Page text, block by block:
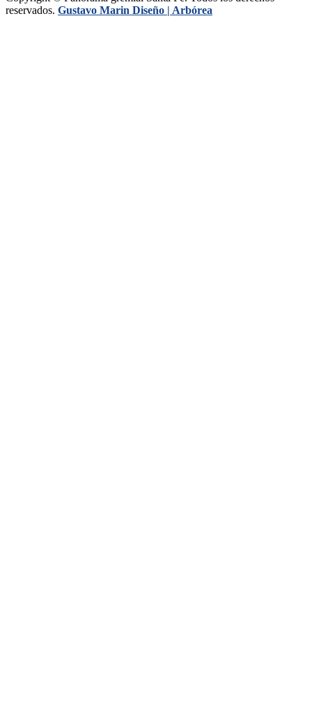
reservados. Gustavo Marin Diseño | Arbórea